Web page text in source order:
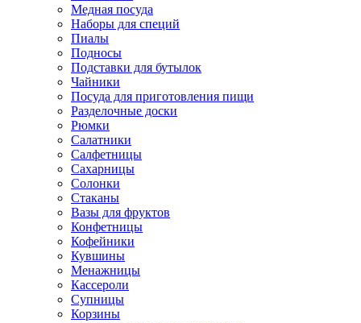
Медная посуда
Наборы для специй
Пиалы
Подносы
Подставки для бутылок
Чайники
Посуда для приготовления пищи
Разделочные доски
Рюмки
Салатники
Салфетницы
Сахарницы
Солонки
Стаканы
Вазы для фруктов
Конфетницы
Кофейники
Кувшины
Менажницы
Кассероли
Супницы
Корзины